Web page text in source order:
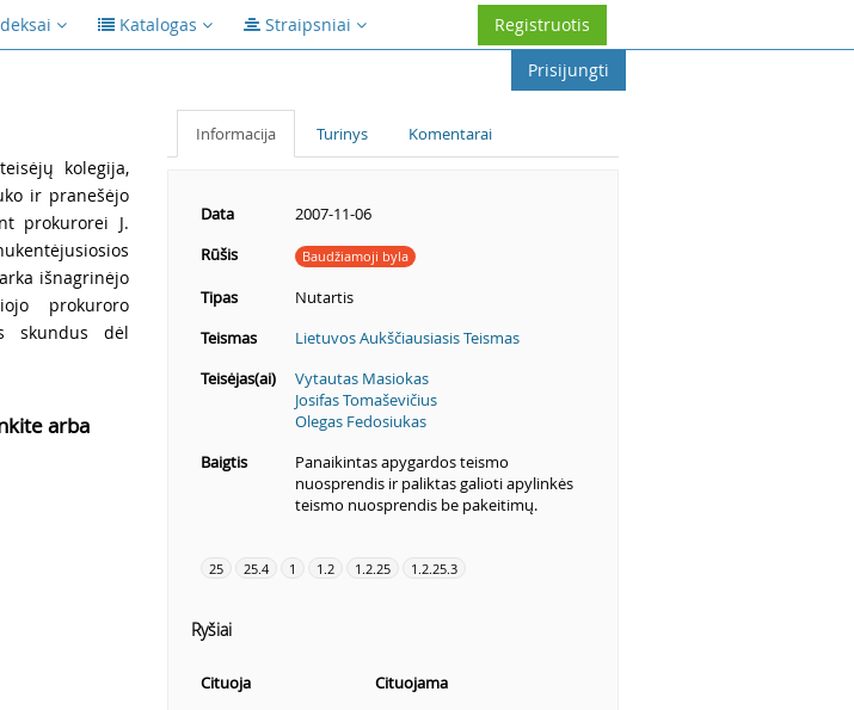
Katalogas Straipsniai
Registruotis
Prisijungti
kolegija,
ir pranešėjo
prokurorei J.
išnagrinėjo
prokuroro
skundus dėl
arba
Informacija Turinys Komentarai
Data
2007-11-06
Rūšis
Baudžiamoji byla
Tipas
Nutartis
Teismas
Lietuvos Aukščiausiasis Teismas
Teisėjas(ai)
Vytautas Masiokas
Josifas Tomaševičius
Olegas Fedosiukas
Baigtis
Panaikintas apygardos teismo
nuosprendis ir paliktas galioti apylinkės
teismo nuosprendis be pakeitimų.
25 25.4 1 1.2 1.2.25 1.2.25.3
Ryšiai
Cituoja
Cituojama